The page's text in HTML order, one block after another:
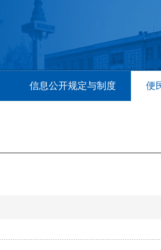
信息公开规定与制度 便